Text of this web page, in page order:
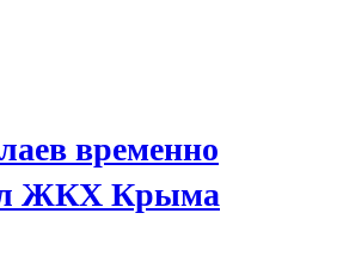
временно
ЖКХ Крыма